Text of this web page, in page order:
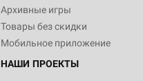
Архивные игры
Товары без скидки
Мобильное приложение
НАШИ ПРОЕКТЫ